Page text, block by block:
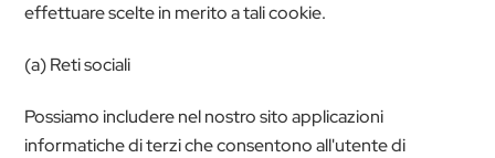
effettuare scelte in merito a tali cookie.
(a) Reti sociali
Possiamo includere nel nostro sito applicazioni
informatiche di terzi che consentono all'utente di